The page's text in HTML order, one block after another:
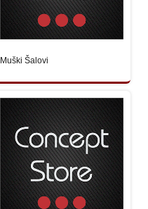
Muški Šalovi